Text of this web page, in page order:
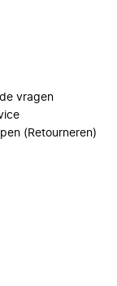
vragen
(Retourneren)